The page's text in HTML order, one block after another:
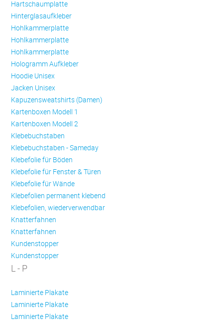
Hartschaumplatte
Hinterglasaufkleber
Hohlkammerplatte
Hohlkammerplatte
Hohlkammerplatte
Hologramm Aufkleber
Hoodie Unisex
Jacken Unisex
Kapuzensweatshirts (Damen)
Kartenboxen Modell 1
Kartenboxen Modell 2
Klebebuchstaben
Klebebuchstaben - Sameday
Klebefolie für Böden
Klebefolie für Fenster & Türen
Klebefolie für Wände
Klebefolien permanent klebend
Klebefolien, wiederverwendbar
Knatterfahnen
Knatterfahnen
Kundenstopper
Kundenstopper
L - P
Laminierte Plakate
Laminierte Plakate
Laminierte Plakate